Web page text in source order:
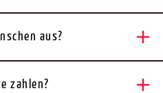
aus?
zahlen?